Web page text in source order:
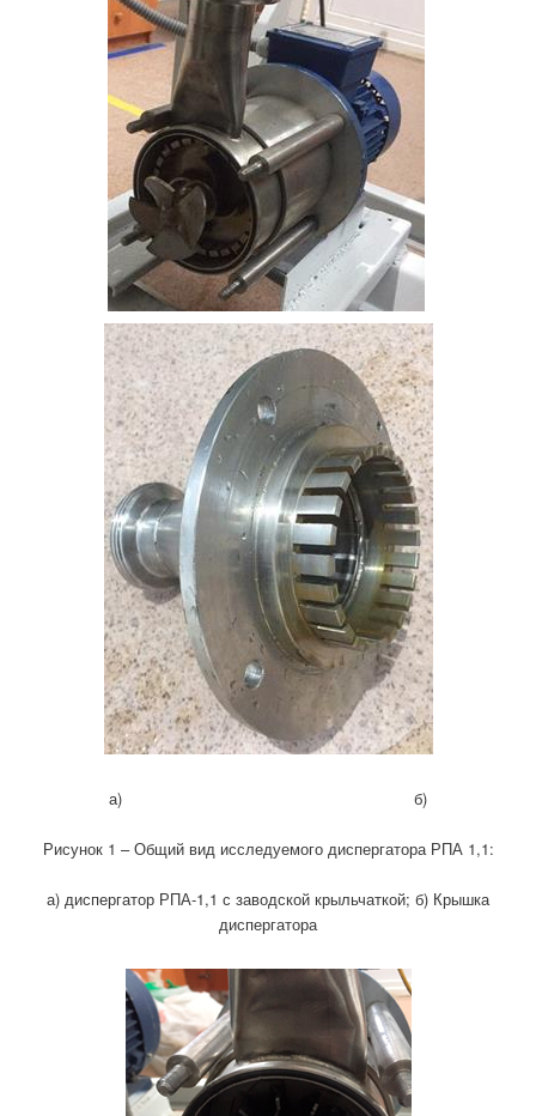
а) б)
Рисунок 1 – Общий вид исследуемого диспергатора РПА 1,1:
а) диспергатор РПА-1,1 с заводской крыльчаткой; б) Крышка
диспергатора